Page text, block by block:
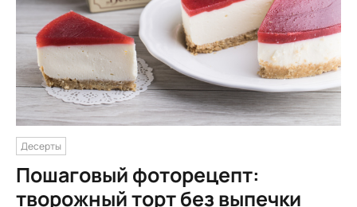
Десерты
Пошаговый фоторецепт:
творожный торт без выпечки